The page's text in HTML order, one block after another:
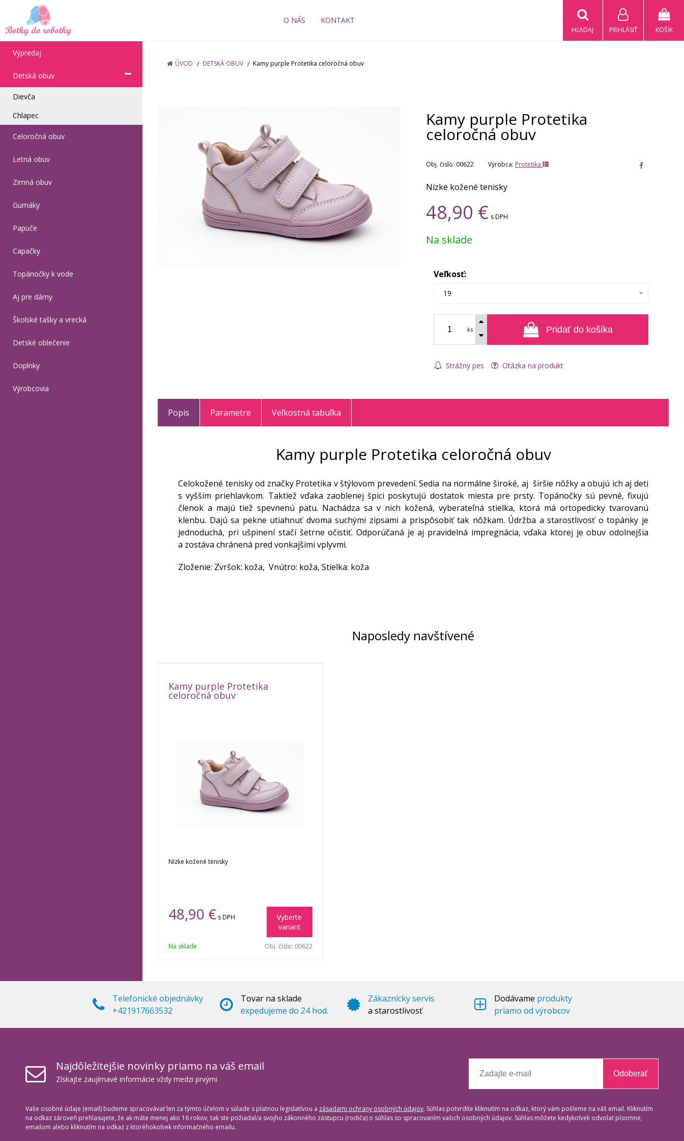
O NÁS KONTAKT
KOŠÍK
PRIHLÁSIŤ
HĽADAJ
Výpredaj
Detská obuv
Dievča
Chlapec
Celoročná obuv
Letná obuv
Zimná obuv
Gumáky
Papuče
Capačky
Topánočky k vode
Aj pre dámy
Školské tašky a vrecká
Detské oblečenie
Doplnky
Výrobcovia
ÚVOD DETSKÁ OBUV Kamy purple Protetika celoročná obuv
Kamy purple Protetika
celoročná obuv
Obj. čislo: 00622 Výrobca: Protetika
Nízke kožené tenisky
48,90 € s DPH
Na sklade
Veľkosť:
19
ks Pridať do košíka
Strážny pes Otázka na produkt
Popis Parametre Veľkostná tabuľka
Kamy purple Protetika celoročná obuv
Celokožené tenisky od značky Protetika v štýlovom prevedení. Sedia na normálne široké, aj širšie nôžky a obujú ich aj deti
s vyšším priehlavkom. Taktiež vďaka zaoblenej špici poskytujú dostatok miesta pre prsty. Topánočky sú pevné, fixujú
členok a majú tiež spevnenú pätu. Nachádza sa v nich kožená, vyberateľná stielka, ktorá má ortopedicky tvarovanú
klenbu. Dajú sa pekne utiahnuť dvoma suchými zipsami a prispôsobiť tak nôžkam. Údržba a starostlivosť o topánky je
jednoduchá, pri ušpinení stačí šetrne očistiť. Odporúčaná je aj pravidelná impregnácia, vďaka ktorej je obuv odolnejšia
a zostáva chránená pred vonkajšími vplyvmi.
Zloženie: Zvršok: koža, Vnútro: koža, Stielka: koža
Naposledy navštívené
Kamy purple Protetika
celoročná obuv
Nízke kožené tenisky
48,90 € s DPH
Vyberte
variant
Na sklade Obj. čislo: 00622
Telefonické objednávky
+421917663532
Tovar na sklade
expedujeme do 24 hod.
Zákaznícky servis
a starostlivosť
Dodávame produkty
priamo od výrobcov
Najdôležitejšie novinky priamo na váš email
Získajte zaujímavé informácie vždy medzi prvými
Odoberať
Vaše osobné údaje (email) budeme spracovávať len za týmto účelom v súlade s platnou legislatívou a zásadami ochrany osobných údajov. Súhlas potvrdíte kliknutím na odkaz, ktorý vám pošleme na váš email. Kliknutím
na odkaz zároveň prehlasujete, že ak máte menej ako 16 rokov, tak ste požiadal/a svojho zákonného zástupcu (rodiča) o súhlas so spracovaním vašich osobných údajov. Súhlas môžete kedykoľvek odvolať písomne,
emailom alebo kliknutím na odkaz z ktoréhokoľvek informačného emailu.